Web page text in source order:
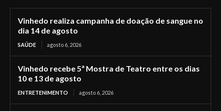
Vinhedo realiza campanha de doação de sangue no
dia 14 de agosto
SAÚDE agosto 6, 2026
Vinhedo recebe 5ª Mostra de Teatro entre os dias
10 e 13 de agosto
ENTRETENIMENTO agosto 6, 2026